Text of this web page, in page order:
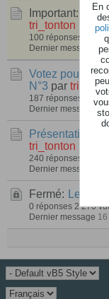
Important:
tri_tonton
100 réponses 70
Dernier message
Votez pour les
N°3 par
187 réponses 359
Dernier message
Présentation
tri_tonton
240 réponses 22
Dernier message
Fermé: Les
0 réponses 2 270
Dernier message
En